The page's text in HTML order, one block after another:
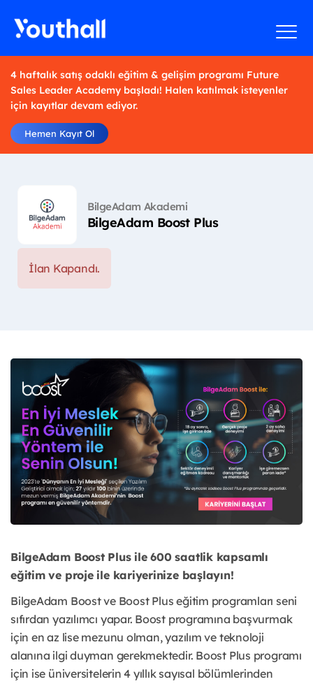
4 haftalık satış odaklı eğitim & gelişim programı Future
Sales Leader Academy başladı! Halen katılmak isteyenler
için kayıtlar devam ediyor.
Hemen Kayıt Ol
BilgeAdam Akademi
BilgeAdam Boost Plus
İlan Kapandı.
BilgeAdam Boost Plus ile 600 saatlik kapsamlı
eğitim ve proje ile kariyerinize başlayın!
BilgeAdam Boost ve Boost Plus eğitim programları seni
sıfırdan yazılımcı yapar. Boost programına başvurmak
için en az lise mezunu olman, yazılım ve teknoloji
alanına ilgi duyman gerekmektedir. Boost Plus programı
için ise üniversitelerin 4 yıllık sayısal bölümlerinden